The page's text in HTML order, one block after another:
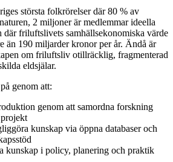
största folkrörelser där 80 % av
2 miljoner är medlemmar ideella
friluftslivets samhällsekonomiska värde
än 190 miljarder kronor per år. Ändå är
om friluftsliv otillräcklig, fragmenterad
eldsjälar.
genom att:
genom att samordna forskning
kunskap via öppna databaser och
kunskap i policy, planering och praktik